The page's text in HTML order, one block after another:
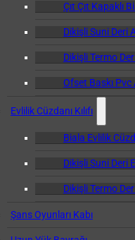
Çıt Çıt Kapaklı
Dikişli Suni Deri
Dikişli Termo
Ofset Baskı Pvc
Evlilik Cüzdanı Kılıfı
Biala Evlilik
Dikişli Suni Deri
Dikişli Termo
Şans Oyunları Kabı